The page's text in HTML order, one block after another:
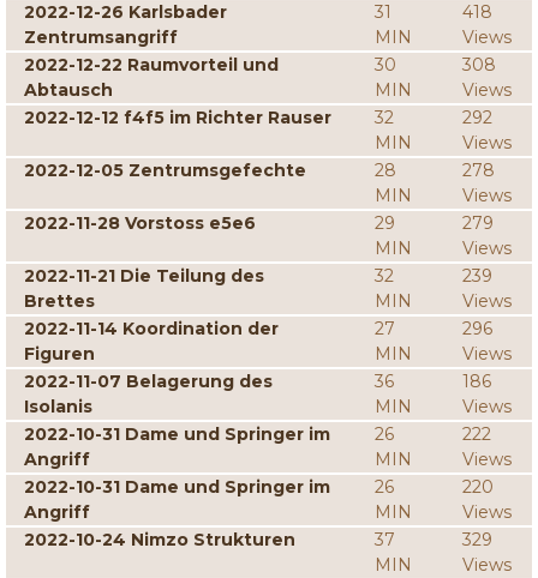
2022-12-26 Karlsbader
Zentrumsangriff
31
MIN
418
Views
2022-12-22 Raumvorteil und
Abtausch
30
MIN
308
Views
2022-12-12 f4f5 im Richter Rauser
32
MIN
292
Views
2022-12-05 Zentrumsgefechte
28
MIN
278
Views
2022-11-28 Vorstoss e5e6
29
MIN
279
Views
2022-11-21 Die Teilung des
Brettes
32
MIN
239
Views
2022-11-14 Koordination der
Figuren
27
MIN
296
Views
2022-11-07 Belagerung des
Isolanis
36
MIN
186
Views
2022-10-31 Dame und Springer im
Angriff
26
MIN
222
Views
2022-10-31 Dame und Springer im
Angriff
26
MIN
220
Views
2022-10-24 Nimzo Strukturen
37
MIN
329
Views